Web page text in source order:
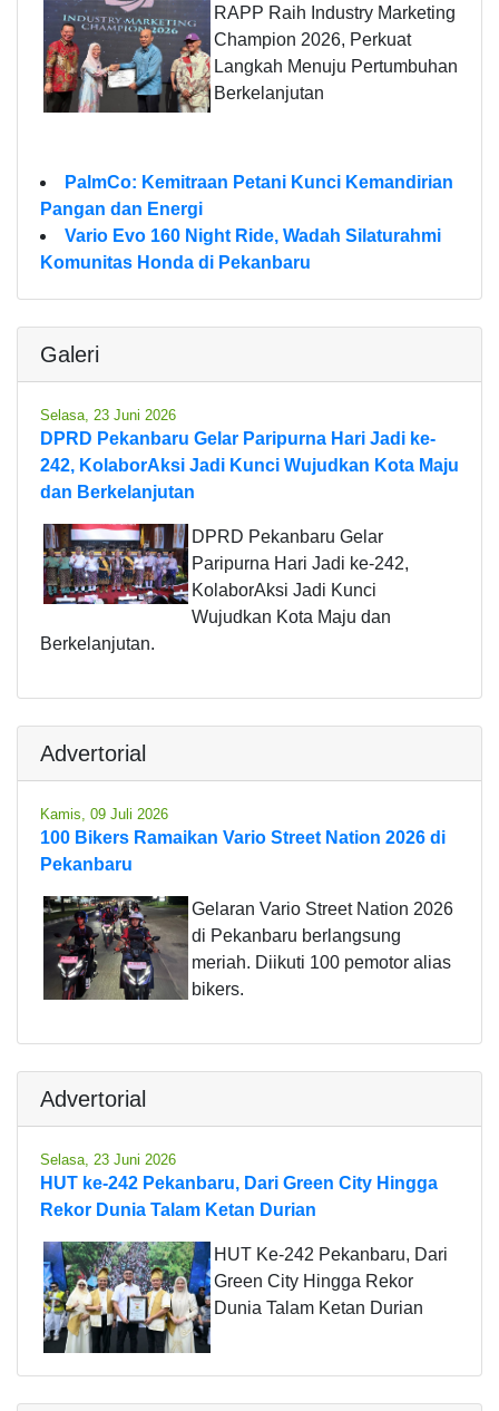
RAPP Raih Industry Marketing
Champion 2026, Perkuat
Langkah Menuju Pertumbuhan
Berkelanjutan
PalmCo: Kemitraan Petani Kunci Kemandirian
Pangan dan Energi
Vario Evo 160 Night Ride, Wadah Silaturahmi
Komunitas Honda di Pekanbaru
Galeri
Selasa, 23 Juni 2026
DPRD Pekanbaru Gelar Paripurna Hari Jadi ke-
242, KolaborAksi Jadi Kunci Wujudkan Kota Maju
dan Berkelanjutan
DPRD Pekanbaru Gelar
Paripurna Hari Jadi ke-242,
KolaborAksi Jadi Kunci
Wujudkan Kota Maju dan
Berkelanjutan.
Advertorial
Kamis, 09 Juli 2026
100 Bikers Ramaikan Vario Street Nation 2026 di
Pekanbaru
Gelaran Vario Street Nation 2026
di Pekanbaru berlangsung
meriah. Diikuti 100 pemotor alias
bikers.
Advertorial
Selasa, 23 Juni 2026
HUT ke-242 Pekanbaru, Dari Green City Hingga
Rekor Dunia Talam Ketan Durian
HUT Ke-242 Pekanbaru, Dari
Green City Hingga Rekor
Dunia Talam Ketan Durian